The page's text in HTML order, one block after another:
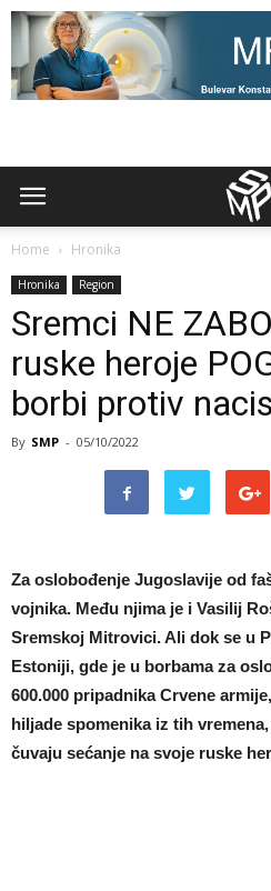
Home Hronika
Hronika Region
Sremci NE
ruske heroje
borbi protiv
By SMP - 05/10/2022
Za oslobođenje Jugoslavije od
vojnika. Među njima je i Vasilij
Sremskoj Mitrovici. Ali dok se u
Estoniji, gde je u borbama za
600.000 pripadnika Crvene
hiljade spomenika iz tih
čuvaju sećanje na svoje ruske